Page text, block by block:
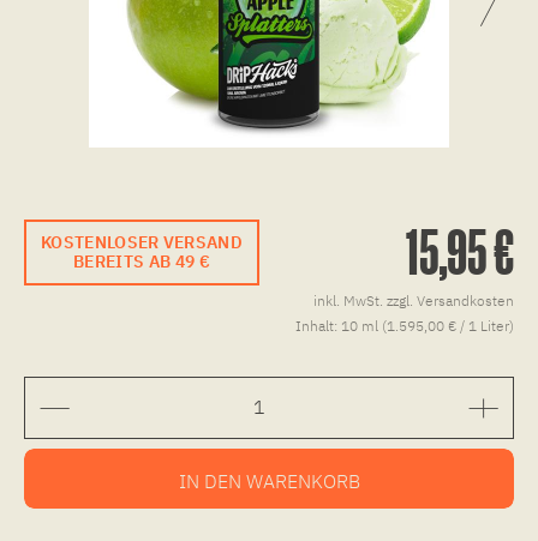
KOSTENLOSER VERSAND
BEREITS AB 49 €
15,95 €
inkl. MwSt. zzgl. Versandkosten
Inhalt: 10 ml (1.595,00 € / 1 Liter)
IN DEN WARENKORB